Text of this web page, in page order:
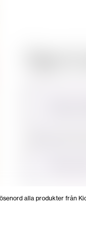
alla produkter från